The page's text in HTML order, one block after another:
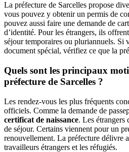
La préfecture de Sarcelles propose
vous pouvez y obtenir un permis de
pouvez aussi faire une demande de
d’identité. Pour les étrangers, ils
séjour temporaires ou pluriannuels. Si
document spécial, vérifiez ce que la
Quels sont les principaux
préfecture de Sarcelles ?
Les rendez-vous les plus fréquents
officiels. Comme la demande de
certificat de naissance. Les étrangers
de séjour. Certains viennent pour un
renouvellement. La préfecture délivre
travailleurs étrangers et les réfugiés.